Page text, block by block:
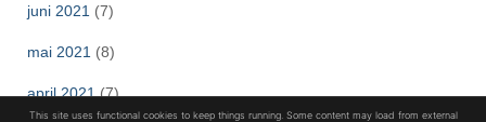
juni 2021 (7)
mai 2021 (8)
april 2021(7)
This site uses functional cookies to keep things running. Some content may load from external